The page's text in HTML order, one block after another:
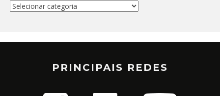
Categorias
PRINCIPAIS REDES